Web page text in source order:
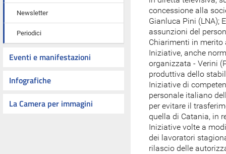
Newsletter
Periodici
Eventi e manifestazioni
Infografiche
La Camera per immagini
concessione alla
Gianluca Pini (LNA);
assunzioni del
Chiarimenti in merito
Iniziative, anche
organizzata - Verini
produttiva dello
Iniziative di
personale italiano
per evitare il
quella di Catania, in
Iniziative volte a
dei lavoratori
rilascio delle